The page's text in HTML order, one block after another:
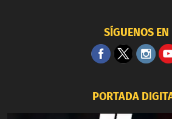
SÍGUENOS EN
PORTADA